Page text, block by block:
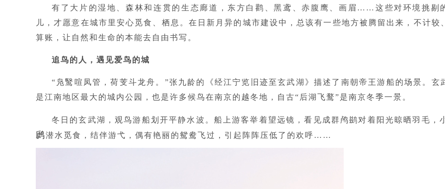
有了大片的湿地、森林和连贯的生态廊道，东方白鹳、黑鸢、赤腹鹰、画眉……这些对环境挑剔
儿，才愿意在城市里安心觅食、栖息。在日新月异的城市建设中，总该有一些地方被腾留出来，不计较
算账，让自然和生命的本能去自由书写。
追鸟的人，遇见爱鸟的城
“凫鹥喧凤管，荷芰斗龙舟。”张九龄的《经江宁览旧迹至玄武湖》描述了南朝帝王游船的场景。玄
是江南地区最大的城内公园，也是许多候鸟在南京的越冬地，自古“后湖飞鹜”是南京冬季一景。
冬日的玄武湖，观鸟游船划开平静水波。船上游客举着望远镜，看见成群鸬鹚对着阳光晾晒羽毛，
䴘潜水觅食，结伴游弋，偶有艳丽的鸳鸯飞过，引起阵阵压低了的欢呼……